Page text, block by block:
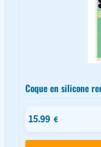
Coque en silicone
15.99 €